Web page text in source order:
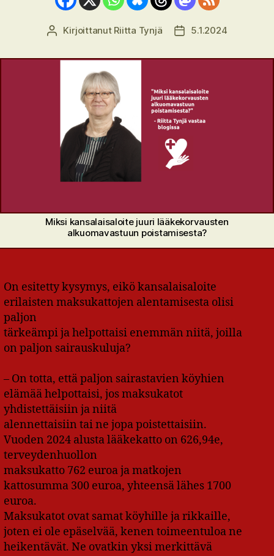
Kirjoittaja
Kirjoittanut Riitta Tynjä Julkaisupäivämäärä
5.1.2024
Miksi kansalaisaloite juuri lääkekorvausten
alkuomavastuun poistamisesta?
On esitetty kysymys, eikö kansalaisaloite
erilaisten maksukattojen alentamisesta olisi
paljon
tärkeämpi ja helpottaisi enemmän niitä, joilla
on paljon sairauskuluja?
– On totta, että paljon sairastavien köyhien
elämää helpottaisi, jos maksukatot
yhdistettäisiin ja niitä
alennettaisiin tai ne jopa poistettaisiin.
Vuoden 2024 alusta lääkekatto on 626,94e,
terveydenhuollon
maksukatto 762 euroa ja matkojen
kattosumma 300 euroa, yhteensä lähes 1700
euroa.
Maksukatot ovat samat köyhille ja rikkaille,
joten ei ole epäselvää, kenen toimeentuloa ne
heikentävät. Ne ovatkin yksi merkittävä